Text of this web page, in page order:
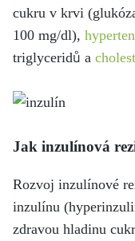
cukru v krvi
100 mg/dl),
triglyceridů a
Jak inzulínová
Rozvoj inzulínové
inzulínu
zdravou hladinu